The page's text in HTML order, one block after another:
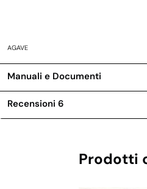
AGAVE
Manuali e Documenti
Recensioni 6
Prodotti